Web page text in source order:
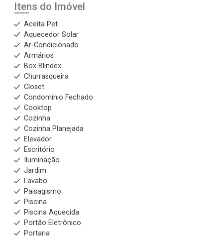
Itens do Imóvel
Aceita Pet
Aquecedor Solar
Ar-Condicionado
Armários
Box Blindex
Churrasqueira
Closet
Condomínio Fechado
Cooktop
Cozinha
Cozinha Planejada
Elevador
Escritório
Iluminação
Jardim
Lavabo
Paisagismo
Piscina
Piscina Aquecida
Portão Eletrônico
Portaria